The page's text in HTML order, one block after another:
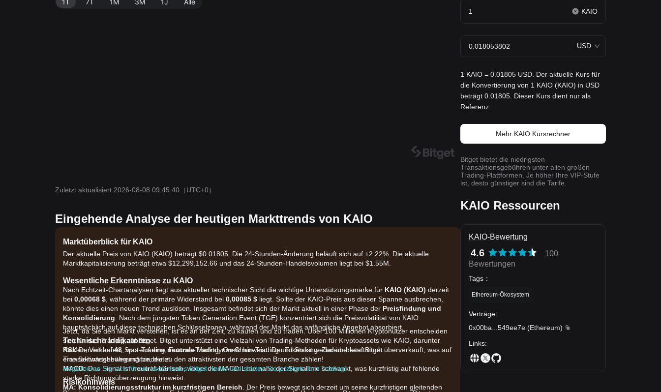
1T 7T 1M 3M 1J Alle
Zuletzt aktualisiert 2026-08-08 09:45:40 （UTC+0）
Eingehende Analyse der heutigen Markttrends von KAIO
Marktüberblick für KAIO
Der aktuelle Preis von KAIO (KAIO) beträgt $0.01805. Die 24-Stunden-Änderung beläuft sich auf +2.22%. Die aktuelle
Marktkapitalisierung beträgt etwa $12,299,152.66 und das 24-Stunden-Handelsvolumen liegt bei $1.55M.
Wesentliche Erkenntnisse zu KAIO
Nach Echtzeit-Chartanalysen liegt aus aktueller technischer Sicht die wichtige Unterstützungsmarke für KAIO (KAIO) derzeit
bei 0,00068 $ , während der primäre Widerstand bei 0,00085 $ liegt. Sollte der KAIO-Preis aus dieser Spanne ausbrechen,
könnte dies einen neuen Trend auslösen. Insgesamt befindet sich der Markt aktuell in einer Phase der Preisfindung und
Konsolidierung . Nach dem jüngsten Token Generation Event (TGE) konzentriert sich die Preisvolatilität von KAIO
hauptsächlich auf diese technischen Schlüsselzonen, während der Markt das anfängliche Angebot absorbiert.
Technische Indikatoren
RSI:Derzeit bei48 , was auf eine neutraleMarktdynamik hinweist. Der Token ist weder überkauft noch überverkauft, was auf
eine Seitwärtsbewegung hindeutet.
MACD:Das Signal istneutral-bärisch, wobei die MACD-Linie nahe der Signallinie schwankt, was kurzfristig auf fehlende
starke Richtungsüberzeugung hinweist.
MA: Konsolidierungsstruktur im kurzfristigen Bereich . Der Preis bewegt sich derzeit um seine kurzfristigen gleitenden
Jetzt, da Sie den Markt verstehen, ist es an der Zeit, zu kaufen und zu traden. Über 100 Millionen Kryptonutzer entscheiden
sich für das Trading auf Bitget. Bitget unterstützt eine Vielzahl von Trading-Methoden für Kryptoassets wie KAIO, darunter
Kaufen, Verkaufen, Spot-Trading, Futures-Trading, On-Chain-Trading und Staking. Zudem bietet Bitget
Transaktionsgebührensätze, die zu den attraktivsten der gesamten Branche zählen!
Registrieren Sie sich für ein kostenloses Bitget-Konto und starten Sie jetzt mit dem Trading!
Risikohinweis
KAIO
USD
1 KAIO = 0.01805 USD. Der aktuelle Kurs für
die Konvertierung von 1 KAIO (KAIO) in USD
beträgt 0.01805. Dieser Kurs dient nur als
Referenz.
Mehr KAIO Kursrechner
Bitget bietet die niedrigsten
Transaktionsgebühren unter allen großen
Trading-Plattformen. Je höher Ihre VIP-Stufe
ist, desto günstiger sind die Tarife.
KAIO Ressourcen
KAIO-Bewertung
4.6
100
Bewertungen
Tags ：
Ethereum-Ökosystem
Verträge:
0x00ba
549ee7e (Ethereum)
Links: